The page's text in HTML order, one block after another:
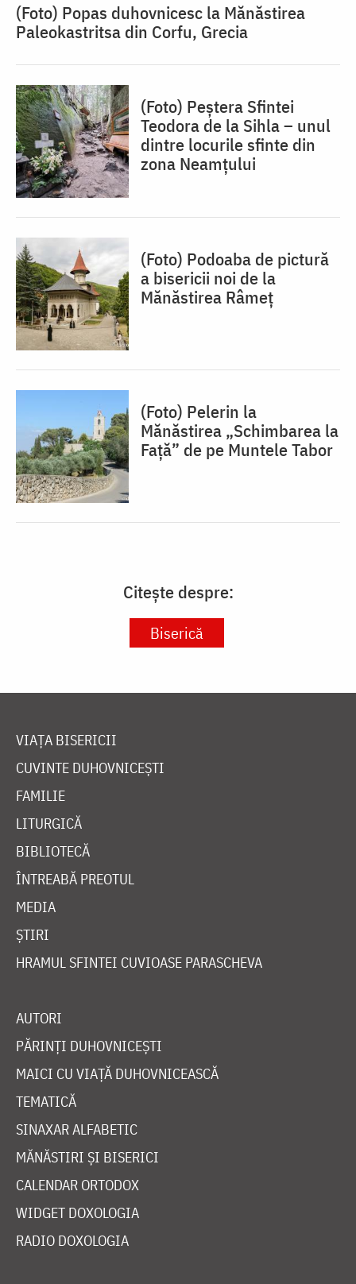
(Foto) Popas duhovnicesc la Mănăstirea
Paleokastritsa din Corfu, Grecia
(Foto) Peștera Sfintei
Teodora de la Sihla – unul
dintre locurile sfinte din
zona Neamțului
(Foto) Podoaba de pictură
a bisericii noi de la
Mănăstirea Râmeț
(Foto) Pelerin la
Mănăstirea „Schimbarea la
Față” de pe Muntele Tabor
Citește despre:
Biserică
VIAȚA BISERICII
CUVINTE DUHOVNICEȘTI
FAMILIE
LITURGICĂ
BIBLIOTECĂ
ÎNTREABĂ PREOTUL
MEDIA
ȘTIRI
HRAMUL SFINTEI CUVIOASE PARASCHEVA
AUTORI
PĂRINȚI DUHOVNICEȘTI
MAICI CU VIAȚĂ DUHOVNICEASCĂ
TEMATICĂ
SINAXAR ALFABETIC
MĂNĂSTIRI ȘI BISERICI
CALENDAR ORTODOX
WIDGET DOXOLOGIA
RADIO DOXOLOGIA